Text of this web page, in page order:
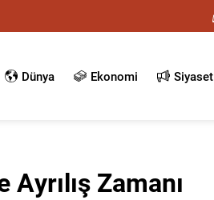
Dünya Ekonomi Siyaset
Zamanı